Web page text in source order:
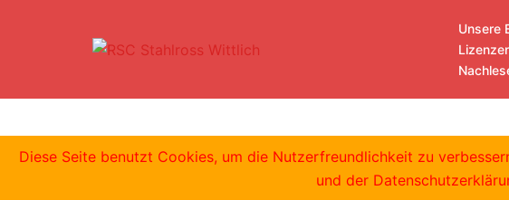
Unsere
YoungSTAR Liga
Diese Seite benutzt Cookies, um die Nutzerfreundlichkeit zu
und der